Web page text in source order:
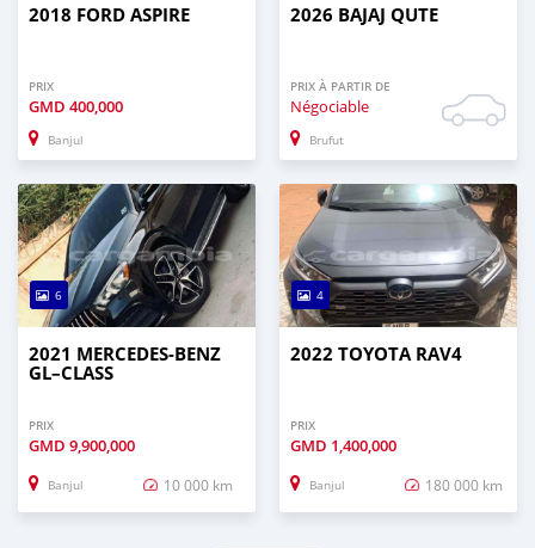
2018 FORD ASPIRE
PRIX
GMD 400,000
Banjul
2026 BAJAJ QUTE
PRIX À PARTIR DE
Négociable
Brufut
6
2021 MERCEDES‒BENZ
GL–CLASS
PRIX
GMD 9,900,000
Banjul 10 000 km
4
2022 TOYOTA RAV4
PRIX
GMD 1,400,000
Banjul 180 000 km